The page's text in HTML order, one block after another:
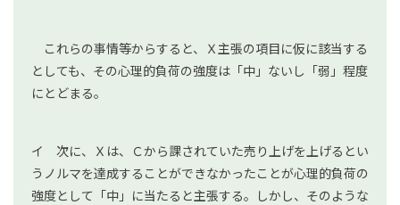
これらの事情等からすると、Ｘ主張の項目に仮に該当する
としても、その心理的負荷の強度は「中」ないし「弱」程度
にとどまる。
イ 次に、Ｘは、Ｃから課されていた売り上げを上げるとい
うノルマを達成することができなかったことが心理的負荷の
強度として「中」に当たると主張する。しかし、そのような